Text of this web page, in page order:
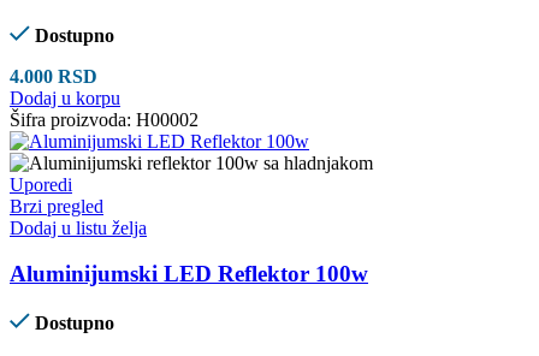
Dostupno
4.000 RSD
Dodaj u korpu
Šifra proizvoda: H00002
Uporedi
Brzi pregled
Dodaj u listu želja
Aluminijumski LED Reflektor 100w
Dostupno